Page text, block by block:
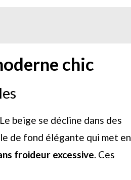
chic
beige se décline dans des
de fond élégante qui met en
froideur excessive. Ces